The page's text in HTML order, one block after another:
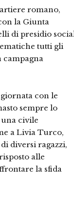
romano,
la Giunta
di presidio
tutti gli
campagna
con le
sempre lo
una civile
a Livia Turco,
diversi ragazzi,
alle
la sfida